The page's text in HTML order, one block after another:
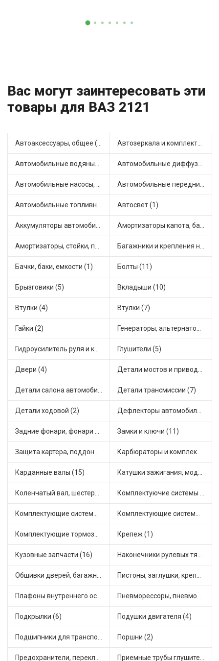
Вас могут заинтересовать эти
товары для ВАЗ 2121
Автоаксессуары, общее (1) Автозеркала и комплектующие (1)
Автомобильные водяные насосы (7) Автомобильные диффузоры и вентиляторы (1)
Автомобильные насосы, компрессоры и манометры (1) Автомобильные передние фары (2)
Автомобильные топливные насосы (1) Автосвет (1)
Аккумуляторы автомобильные (1) Амортизаторы капота, багажника (6)
Амортизаторы, стойки, подушки стоек (19) Багажники и крепления на крышу (1)
Бачки, баки, емкости (1) Болты (11)
Брызговики (5) Вкладыши (10)
Втулки (4) Втулки (7)
Гайки (2) Генераторы, альтернаторы и комплектующие (21)
Гидроусилитель руля и комплектующие (1) Глушители (5)
Двери (4) Детали мостов и привода трансмиссии (11)
Детали салона автомобиля (2) Детали трансмиссии (7)
Детали ходовой (2) Дефлекторы автомобильные (1)
Задние фонари, фонари видимости (3) Замки и ключи (11)
Защита картера, поддона, КПП (1) Карбюраторы и комплектующие (7)
Карданные валы (15) Катушки зажигания, модули зажигания (1)
Коленчатый вал, шестерни коленчатого вала (1) Комплектуючие системы стеклоочистителя (2)
Комплектующие системы отопления (13) Комплектующие системы питания (1)
Комплектующие тормозной системы (6) Крепеж (1)
Кузовные запчасти (16) Наконечники рулевых тяг (5)
Обшивки дверей, багажника, потолков, накладки салона (2) Пистоны, заглушки, крепежные элементы (2)
Плафоны внутреннего освещения (1) Пневморессоры, пневмоподушки (1)
Подкрылки (6) Подушки двигателя (4)
Подшипники для транспорта (11) Поршни (2)
Предохранители, переключатели, кнопки автомобильные (6) Приемные трубы глушителя (3)